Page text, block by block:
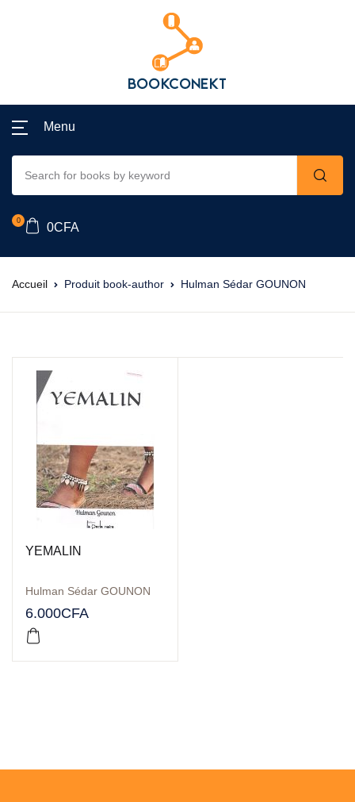
Menu
0
0CFA
Accueil Produit book-author Hulman Sédar GOUNON
YEMALIN
Hulman Sédar GOUNON
6.000CFA